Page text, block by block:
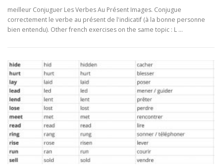
meilleur Conjuguer Les Verbes Au Présent Images. Conjugue
correctement le verbe au présent de l'indicatif (à la bonne personne
bien entendu). Other french exercises on the same topic : L …